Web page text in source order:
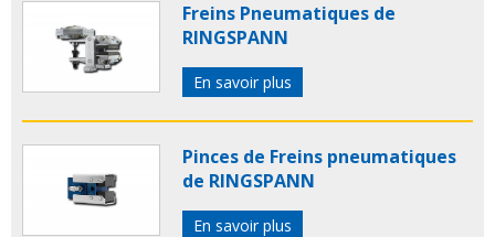
Freins Pneumatiques de
RINGSPANN
En savoir plus
Pinces de Freins pneumatiques
de RINGSPANN
En savoir plus